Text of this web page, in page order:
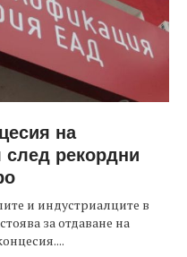
на
рекордни
и индустриалците в
за отдаване на